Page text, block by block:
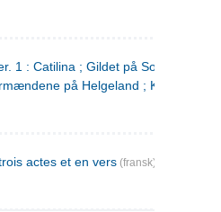
1 : Catilina ; Gildet på Solhaug ; Fru
på Helgeland ;
actes et en vers (fransk)